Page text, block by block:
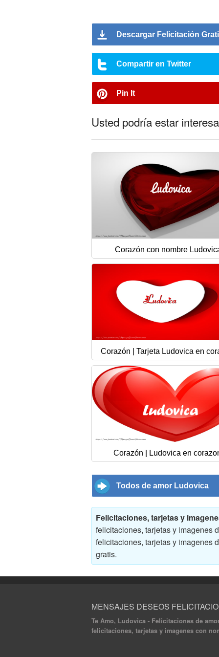
Descargar Felicitación
Compartir en Twitter
Pin It
Usted podría estar
Corazón con nombre
Corazón | Tarjeta Ludovica en
Corazón | Ludovica en
Todos de amor Ludovica
Felicitaciones, tarjetas y
felicitaciones, tarjetas y imagenes
felicitaciones, tarjetas y imagenes
gratis.
MENSAJES DESEOS
Te Amo, Ludovica - Felicitaciones de
felicitaciones, tarjetas y imagenes con